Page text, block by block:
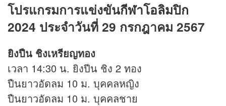
โปรแกรมการแข่งขันกีฬาโอลิมปิก
2024 ประจำวันที่ 29 กรกฎาคม 2567
ยิงปืน ชิงเหรียญทอง
เวลา 14:30 น. ยิงปีน ชิง 2 ทอง
ปืนยาวอัดลม 10 ม. บุคคลหญิง
ปืนยาวอัดลม 10 ม. บุคคลชาย